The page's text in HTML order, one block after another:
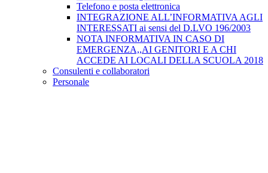
Telefono e posta elettronica
INTEGRAZIONE ALL’INFORMATIVA AGLI
INTERESSATI ai sensi del D.LVO 196/2003
NOTA INFORMATIVA IN CASO DI
EMERGENZA,,AI GENITORI E A CHI
ACCEDE AI LOCALI DELLA SCUOLA 2018
Consulenti e collaboratori
Personale